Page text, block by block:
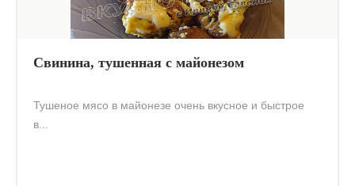
Свинина, тушенная с майонезом
Тушеное мясо в майонезе очень вкусное и быстрое
в...